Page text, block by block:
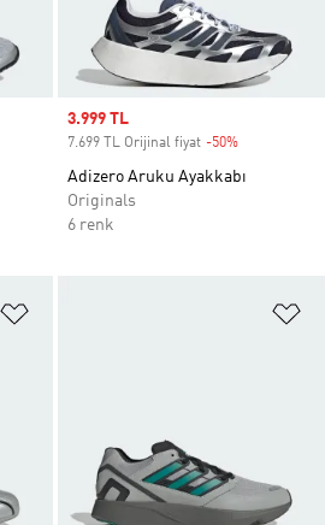
Sale price
3.999 TL
7.699 TL Orijinal fiyat -50%
Adizero Aruku Ayakkabı
Originals
6 renk